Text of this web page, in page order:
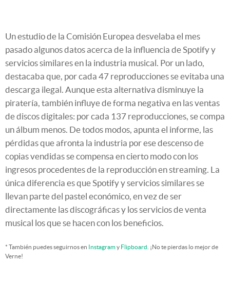
Un estudio de la Comisión Europea desvelaba el mes
pasado algunos datos acerca de la influencia de Spotify y
servicios similares en la industria musical. Por un lado,
destacaba que, por cada 47 reproducciones se evitaba una
descarga ilegal. Aunque esta alternativa disminuye la
piratería, también influye de forma negativa en las ventas
de discos digitales: por cada 137 reproducciones, se compa
un álbum menos. De todos modos, apunta el informe, las
pérdidas que afronta la industria por ese descenso de
copias vendidas se compensa en cierto modo con los
ingresos procedentes de la reproducción en streaming. La
única diferencia es que Spotify y servicios similares se
llevan parte del pastel económico, en vez de ser
directamente las discográficas y los servicios de venta
musical los que se hacen con los beneficios.
* También puedes seguirnos en Instagramy Flipboard . ¡No te pierdas lo mejor de
Verne!